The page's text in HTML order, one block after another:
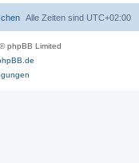
Alle Zeiten sind UTC+02:00
phpBB Limited